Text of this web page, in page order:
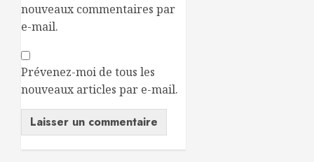
nouveaux commentaires par
e-mail.
Prévenez-moi de tous les
nouveaux articles par e-mail.